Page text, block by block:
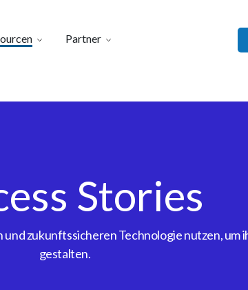
Partner
Stories
zukunftssicheren Technologie nutzen, um
gestalten.